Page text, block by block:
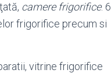
camere frigorifice. 6.
frigorifice precum si
vitrine frigorifice